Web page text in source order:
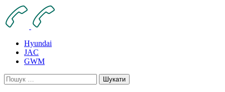
Skip
to
content
Hyundai
JAC
GWM
Пошук: